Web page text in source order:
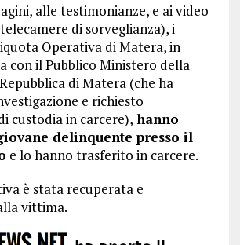
alle testimonianze, e ai video
di sorveglianza), i
Operativa di Matera, in
con il Pubblico Ministero della
di Matera (che ha
e richiesto
custodia in carcere), hanno
delinquente presso il
e lo hanno trasferito in carcere.
è stata recuperata e
vittima.